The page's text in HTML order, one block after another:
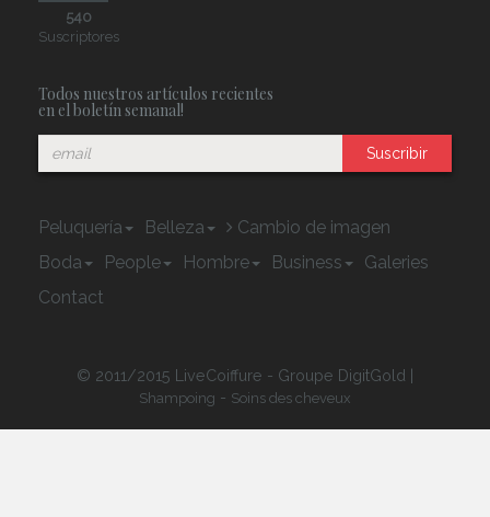
540
Suscriptores
Todos nuestros artículos recientes
en el boletín semanal!
Suscribir
Peluquería Belleza
Cambio de imagen
Boda
People Hombre Business
Galeries
Contact
© 2011/2015 LiveCoiffure - Groupe DigitGold |
Shampoing - Soins des cheveux